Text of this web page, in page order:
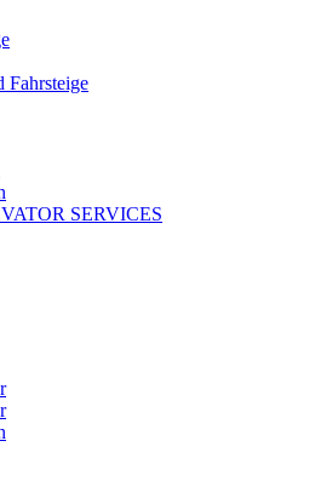
Fahrsteige
SERVICES